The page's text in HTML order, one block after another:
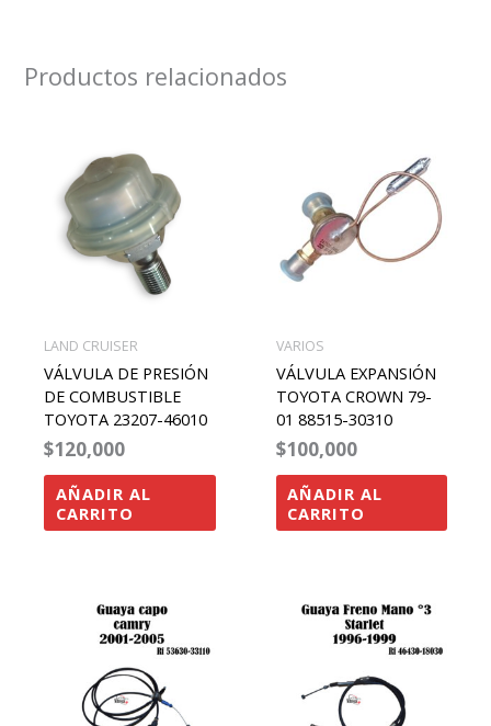
Productos relacionados
LAND CRUISER
VÁLVULA DE PRESIÓN
DE COMBUSTIBLE
TOYOTA 23207-46010
$120,000
AÑADIR AL
CARRITO
VARIOS
VÁLVULA EXPANSIÓN
TOYOTA CROWN 79-
01 88515-30310
$100,000
AÑADIR AL
CARRITO